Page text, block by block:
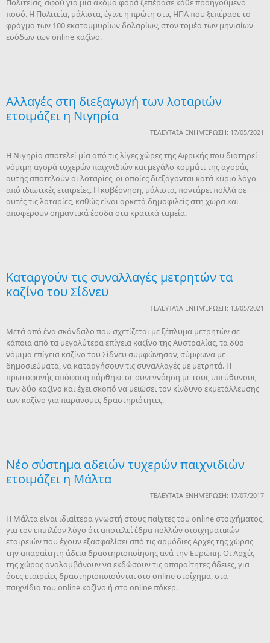
Πολιτείας, αφού για μια ακόμα φορά ξεπέρασε κάθε προηγούμενο
ποσό. Η Πολιτεία, μάλιστα, έγινε η πρώτη στις ΗΠΑ που ξεπέρασε το
φράγμα των 100 εκατομμυρίων δολαρίων, στον τομέα των μηνιαίων
εσόδων των online καζίνο.
Αλλαγές στη διεξαγωγή των λοταριών
ετοιμάζει η Νιγηρία
ΤΕΛΕΥΤΑΊΑ ΕΝΗΜΈΡΩΣΗ: 17/05/2021
Η Νιγηρία αποτελεί μία από τις λίγες χώρες της Αφρικής που διατηρεί
νόμιμη αγορά τυχερών παιχνιδιών και μεγάλο κομμάτι της αγοράς
αυτής αποτελούν οι λοταρίες, οι οποίες διεξάγονται κατά κύριο λόγο
από ιδιωτικές εταιρείες. Η κυβέρνηση, μάλιστα, ποντάρει πολλά σε
αυτές τις λοταρίες, καθώς είναι αρκετά δημοφιλείς στη χώρα και
αποφέρουν σημαντικά έσοδα στα κρατικά ταμεία.
Καταργούν τις συναλλαγές μετρητών τα
καζίνο του Σίδνεϋ
ΤΕΛΕΥΤΑΊΑ ΕΝΗΜΈΡΩΣΗ: 13/05/2021
Μετά από ένα σκάνδαλο που σχετίζεται με ξέπλυμα μετρητών σε
κάποια από τα μεγαλύτερα επίγεια καζίνο της Αυστραλίας, τα δύο
νόμιμα επίγεια καζίνο του Σίδνεϋ συμφώνησαν, σύμφωνα με
δημοσιεύματα, να καταργήσουν τις συναλλαγές με μετρητά. Η
πρωτοφανής απόφαση πάρθηκε σε συνεννόηση με τους υπεύθυνους
των δύο καζίνο και έχει σκοπό να μειώσει τον κίνδυνο εκμετάλλευσης
των καζίνο για παράνομες δραστηριότητες.
Nέο σύστημα αδειών τυχερών παιχνιδιών
ετοιμάζει η Μάλτα
ΤΕΛΕΥΤΑΊΑ ΕΝΗΜΈΡΩΣΗ: 17/07/2017
Η Μάλτα είναι ιδιαίτερα γνωστή στους παίχτες του online στοιχήματος,
για τον επιπλέον λόγο ότι αποτελεί έδρα πολλών στοιχηματικών
εταιρειών που έχουν εξασφαλίσει από τις αρμόδιες Αρχές της χώρας
την απαραίτητη άδεια δραστηριοποίησης ανά την Ευρώπη. Οι Αρχές
της χώρας αναλαμβάνουν να εκδώσουν τις απαραίτητες άδειες, για
όσες εταιρείες δραστηριοποιούνται στο online στοίχημα, στα
παιχνίδια του online καζίνο ή στο online πόκερ.